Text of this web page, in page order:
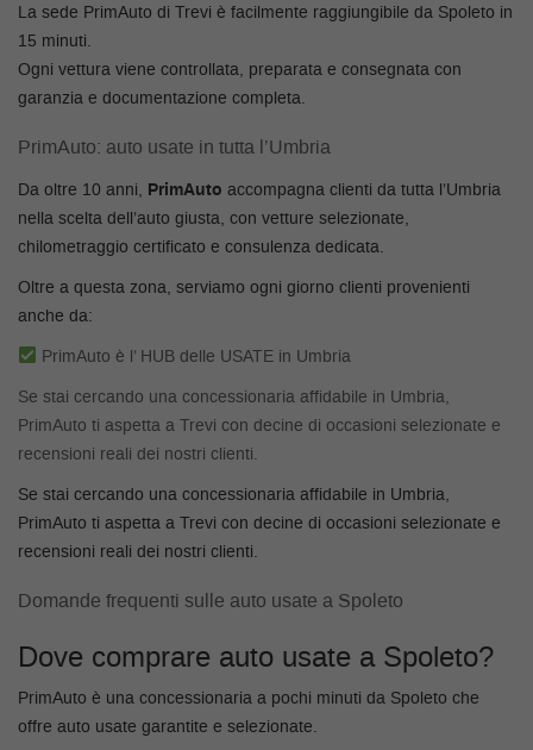
La sede PrimAuto di Trevi è facilmente raggiungibile da Spoleto in
15 minuti.
Ogni vettura viene controllata, preparata e consegnata con
garanzia e documentazione completa.
PrimAuto: auto usate in tutta l’Umbria
Da oltre 10 anni, PrimAuto accompagna clienti da tutta l’Umbria
nella scelta dell’auto giusta, con vetture selezionate,
chilometraggio certificato e consulenza dedicata.
Oltre a questa zona, serviamo ogni giorno clienti provenienti
anche da:
PrimAuto è l’ HUB delle USATE in Umbria
Se stai cercando una concessionaria affidabile in Umbria,
PrimAuto ti aspetta a Trevi con decine di occasioni selezionate e
recensioni reali dei nostri clienti.
Se stai cercando una concessionaria affidabile in Umbria,
PrimAuto ti aspetta a Trevi con decine di occasioni selezionate e
recensioni reali dei nostri clienti.
Domande frequenti sulle auto usate a Spoleto
Dove comprare auto usate a Spoleto?
PrimAuto è una concessionaria a pochi minuti da Spoleto che
offre auto usate garantite e selezionate.
le
tue
scelte
in
qualsiasi
Cookie necessari
Cookie delle preferenze
Cookie per il miglioramento dell'esperienza utente
Cookie analitici
Leggi
la
cookie
policy